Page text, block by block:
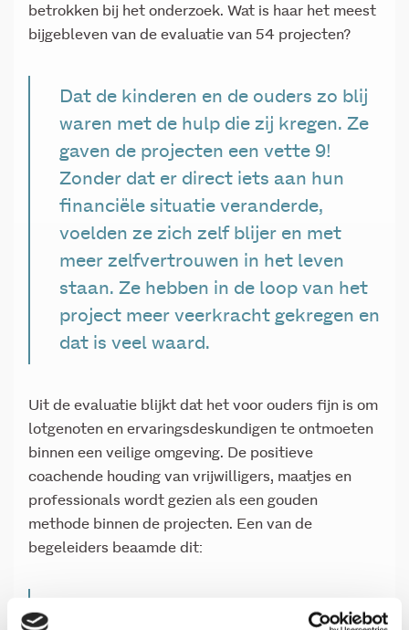
betrokken bij het onderzoek. Wat is haar het meest
bijgebleven van de evaluatie van 54 projecten?
Dat de kinderen en de ouders zo blij
waren met de hulp die zij kregen. Ze
gaven de projecten een vette 9!
Zonder dat er direct iets aan hun
financiële situatie veranderde,
voelden ze zich zelf blijer en met
meer zelfvertrouwen in het leven
staan. Ze hebben in de loop van het
project meer veerkracht gekregen en
dat is veel waard.
Uit de evaluatie blijkt dat het voor ouders fijn is om
lotgenoten en ervaringsdeskundigen te ontmoeten
binnen een veilige omgeving. De positieve
coachende houding van vrijwilligers, maatjes en
professionals wordt gezien als een gouden
methode binnen de projecten. Een van de
begeleiders beaamde dit:
Niet oordelen, complimenten maken,